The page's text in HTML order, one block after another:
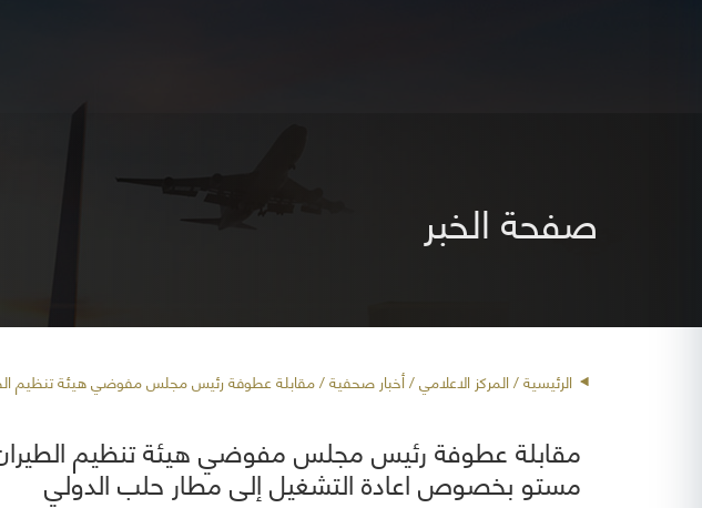
صفحة الخبر
الرئيسية/ المركز الاعلامي /أخبار صحفية/ مقابلة عطوفة رئيس مجلس مفوضي هيئة تنظيم
مقابلة عطوفة رئيس مجلس مفوضي هيئة تنظيم الطيران
مستو بخصوص اعادة التشغيل إلى مطار حلب الدولي